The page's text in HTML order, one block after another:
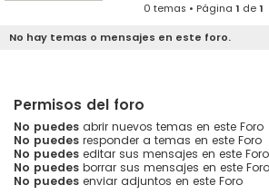
0 temas • Página 1 de1
No hay temas o mensajes en este foro.
Permisos del foro
No puedes abrir nuevos temas en este Foro
No puedes responder a temas en este Foro
No puedes editar sus mensajes en este Foro
No puedes borrar sus mensajes en este Foro
No puedes enviar adjuntos en este Foro